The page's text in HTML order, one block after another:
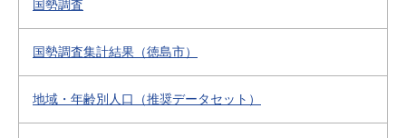
国勢調査
国勢調査集計結果（徳島市）
地域・年齢別人口（推奨データセット）